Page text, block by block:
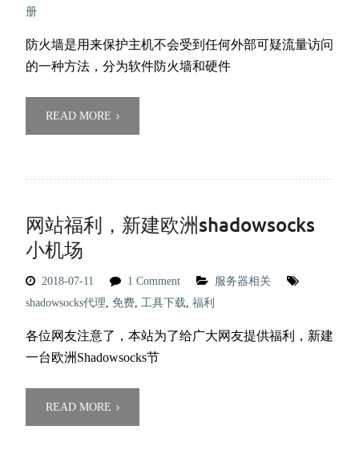
册
防火墙是用来保护主机不会受到任何外部可疑流量访问
的一种方法，分为软件防火墙和硬件
READ MORE
网站福利，新建欧洲shadowsocks
小机场
2018-07-11 1 Comment
服务器相关
shadowsocks代理, 免费, 工具下载, 福利
各位网友注意了，本站为了给广大网友提供福利，新建
一台欧洲Shadowsocks节
READ MORE